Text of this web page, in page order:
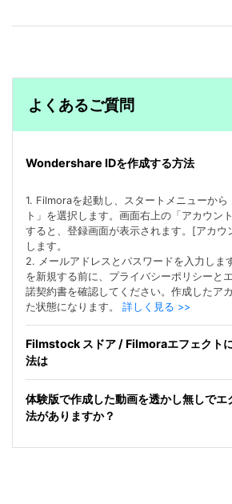
よくあるご質問
Wondershare IDを作成する方法
1. Filmoraを起動し、スタートメニューから
ト」を選択します。画面右上の「アカウン
すると、登録画面が表示されます。[アカウ
します。
2. メールアドレスとパスワードを入力しま
を新規する前に、プライバシーポリシーと
諾契約書を確認してください。作成したア
た状態になります。 詳しく見る >>
Filmstock スドア / Filmoraエフェクト
法は
体験版で作成した動画を透かし無しでエ
法がありますか？